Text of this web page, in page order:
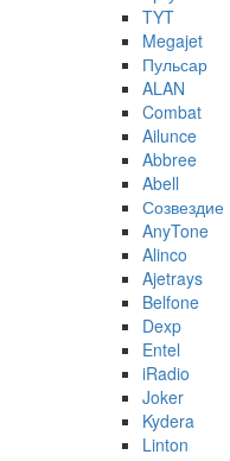
TYT
Megajet
Пульсар
ALAN
Combat
Ailunce
Abbree
Abell
Созвездие
AnyTone
Alinco
Ajetrays
Belfone
Dexp
Entel
iRadio
Joker
Kydera
Linton